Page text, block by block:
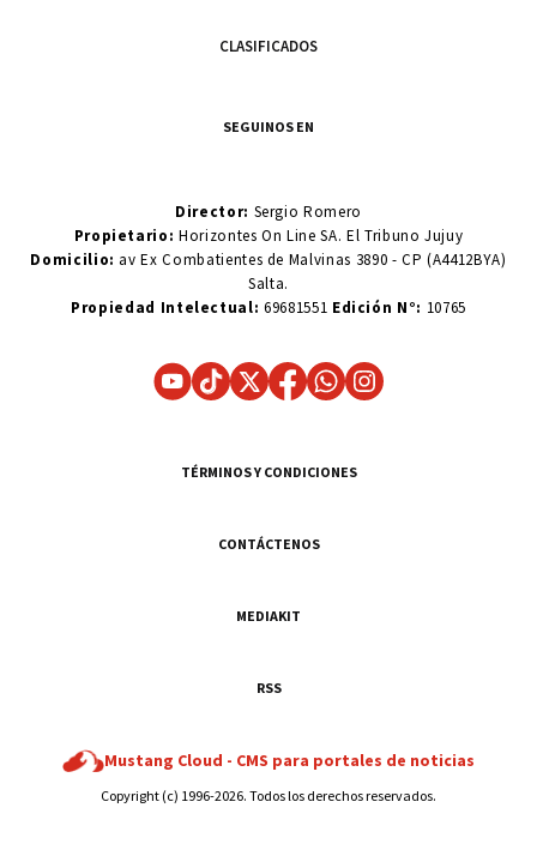
CLASIFICADOS
SEGUINOS EN
Director: Sergio Romero
Propietario:Horizontes On Line SA. El Tribuno Jujuy
Domicilio: av Ex Combatientes de Malvinas 3890 - CP (A4412BYA)
Salta.
Propiedad Intelectual: 69681551 Edición N°: 10765
TÉRMINOS Y CONDICIONES
CONTÁCTENOS
MEDIAKIT
RSS
Mustang Cloud - CMS para portales de noticias
Copyright (c) 1996-2026. Todos los derechos reservados.